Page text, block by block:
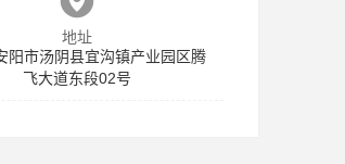
地址
阳市汤阴县宜沟镇产业园区腾
飞大道东段02号